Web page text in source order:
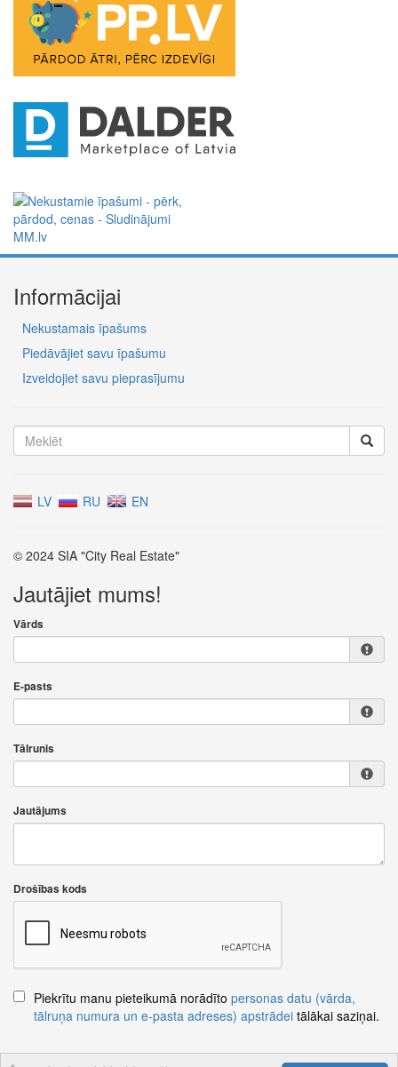
Informācijai
Nekustamais īpašums
Piedāvājiet savu īpašumu
Izveidojiet savu pieprasījumu
LV RU EN
© 2024 SIA "City Real Estate"
Jautājiet mums!
Vārds
E-pasts
Tālrunis
Jautājums
Drošības kods
Piekrītu manu pieteikumā norādīto personas datu (vārda,
tālruņa numura un e-pasta adreses) apstrādei tālākai saziņai.